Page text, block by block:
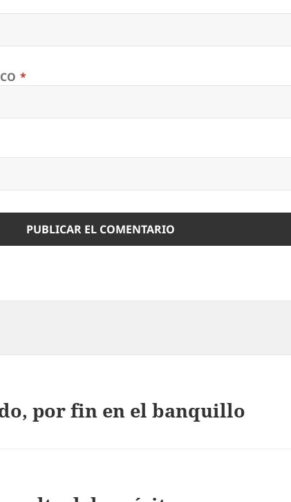
*
por fin en el banquillo